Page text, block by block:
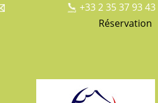
+33 2 35 37 93 43
Réservation